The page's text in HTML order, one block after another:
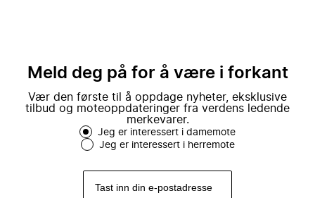
Meld deg på for å være i forkant
Vær den første til å oppdage nyheter, eksklusive
tilbud og moteoppdateringer fra verdens ledende
merkevarer.
Jeg er interessert i damemote
Jeg er interessert i herremote